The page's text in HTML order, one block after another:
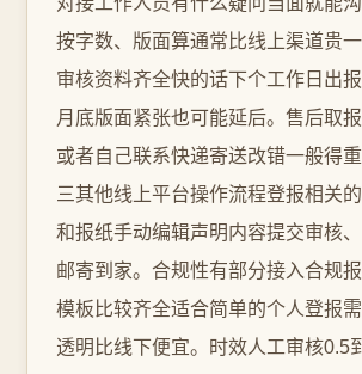
按字数、版面算通常比线上渠道贵
审核资料齐全快的话下个工作日出
月底版面紧张也可能延后。售后取
或者自己联系快递寄送改错一般得
三其他线上平台操作流程登报相关
和报纸手动编辑声明内容提交审核
邮寄到家。合规性有部分接入合规
模板比较齐全适合简单的个人登报
透明比线下便宜。时效人工审核0.5